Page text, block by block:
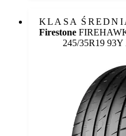
KLASA
Firestone
245/35R19